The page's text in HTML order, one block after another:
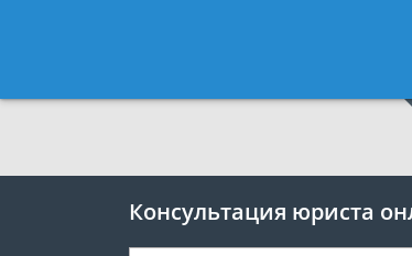
7
Консультация юриста